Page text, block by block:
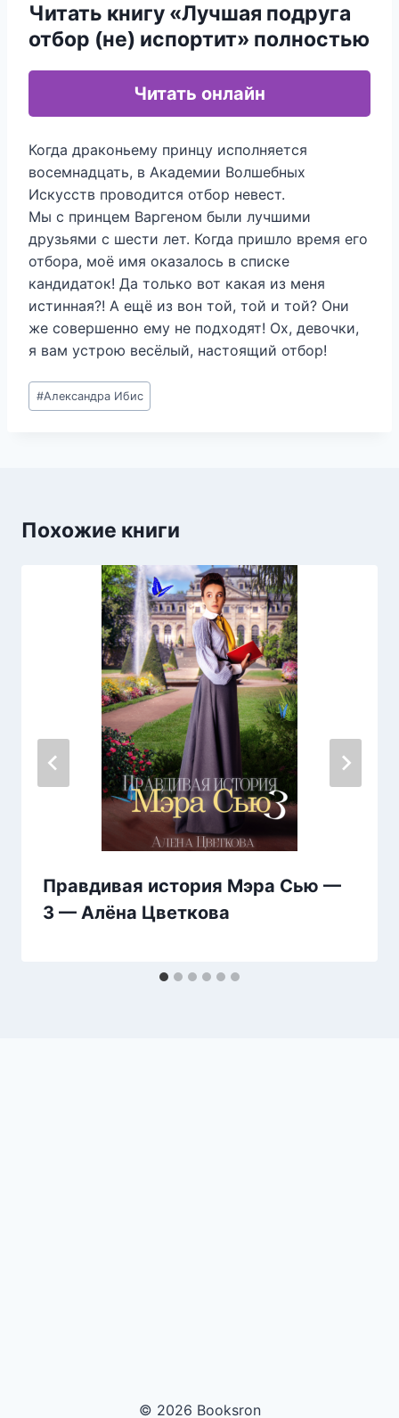
Читать книгу «Лучшая подруга
отбор (не) испортит» полностью
Читать онлайн
Когда драконьему принцу исполняется
восемнадцать, в Академии Волшебных
Искусств проводится отбор невест.
Мы с принцем Варгеном были лучшими
друзьями с шести лет. Когда пришло время его
отбора, моё имя оказалось в списке
кандидаток! Да только вот какая из меня
истинная?! А ещё из вон той, той и той? Они
же совершенно ему не подходят! Ох, девочки,
я вам устрою весёлый, настоящий отбор!
Метки
записи:
#Александра Ибис
Похожие книги
Правдивая история Мэра Сью —
3 — Алёна Цветкова
© 2026 Booksron